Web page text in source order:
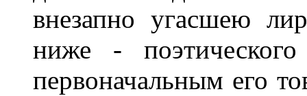
внезапно угасшею
ниже -
первоначальным его